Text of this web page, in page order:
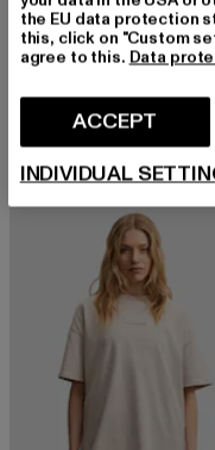
BUFFALO
1339-14
EUR 178,19
Derzeitiger Preis: EUR
EUR 219,99
the EU data protection
this, click on "Custom
agree to this. Data
ACCEPT
INDIVIDUAL